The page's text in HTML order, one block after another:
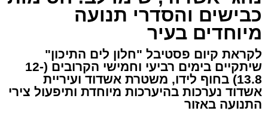
כבישים והסדרי תנועה
מיוחדים בעיר
לקראת קיום פסטיבל "חלון לים התיכון"
שיתקיים בימים רביעי וחמישי הקרובים (12-
13.8) בחוף לידו, משטרת אשדוד ועיריית
אשדוד נערכות בהיערכות מיוחדת ותיפעול צירי
התנועה באזור